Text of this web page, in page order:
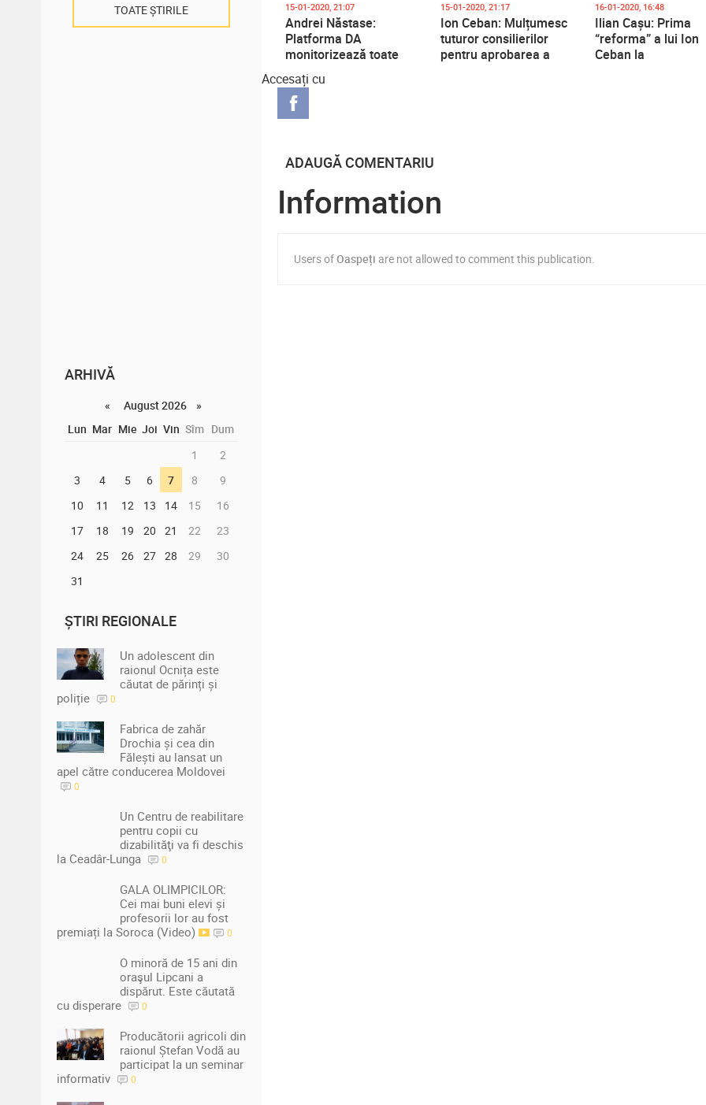
TOATE ȘTIRILE
ARHIVĂ
«
August 2026 »
Lun Mar Mie Joi Vin Sîm Dum
1
2
3
4 5 6 7 8
9
10
11 12 13 14 15
16
17
18 19 20 21 22
23
24
25 26 27 28 29
30
31
ȘTIRI REGIONALE
Un adolescent din
raionul Ocnița este
căutat de părinți și
poliție
0
Fabrica de zahăr
Drochia și cea din
Fălești au lansat un
apel către conducerea Moldovei
0
Un Centru de reabilitare
pentru copii cu
dizabilităţi va fi deschis
la Ceadâr-Lunga
0
GALA OLIMPICILOR:
Cei mai buni elevi și
profesorii lor au fost
premiați la Soroca (Video)
0
O minoră de 15 ani din
oraşul Lipcani a
dispărut. Este căutată
cu disperare
0
Producătorii agricoli din
raionul Ștefan Vodă au
participat la un seminar
informativ
0
15-01-2020, 21:07
Andrei Năstase:
Platforma DA
monitorizează toate
cazurile judiciare ce au
fost pornite având un
puternic substrat
politic
15-01-2020, 21:17
Ion Ceban: Mulțumesc
tuturor consilierilor
pentru aprobarea a
16-01-2020, 16:48
Ilian Cașu: Prima
“reforma” a lui Ion
Ceban la
Accesați cu
ADAUGĂ COMENTARIU
Information
Users ofOaspeți are not allowed to comment this publication.